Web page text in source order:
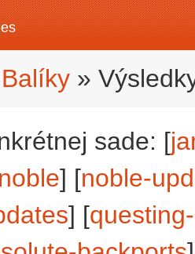
Balíky »
sade: [
noble] [noble-
] [